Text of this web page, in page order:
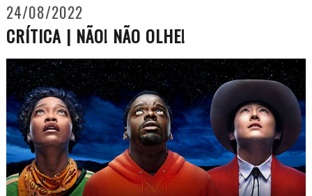
24/08/2022
CRÍTICA | NÃO! NÃO OLHE!